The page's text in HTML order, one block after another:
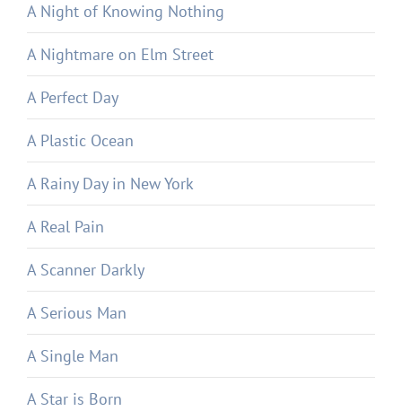
A Night of Knowing Nothing
A Nightmare on Elm Street
A Perfect Day
A Plastic Ocean
A Rainy Day in New York
A Real Pain
A Scanner Darkly
A Serious Man
A Single Man
A Star is Born